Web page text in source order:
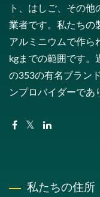
ト、はしご、その
業者です。私たちの
アルミニウムで作ら
kgまでの範囲です。
の353の有名ブラン
ンプロバイダーであ
私たちの住所